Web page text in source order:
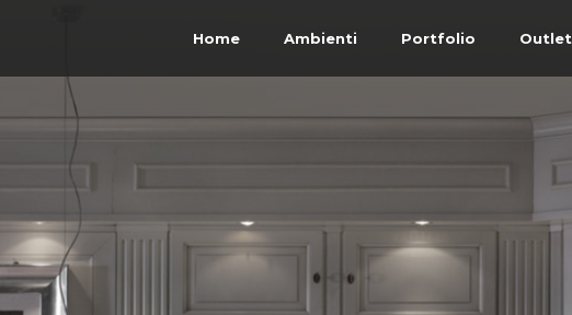
Home Ambienti Portfolio Outlet